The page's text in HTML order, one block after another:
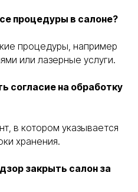
процедуры в салоне?
процедуры, например
или лазерные услуги.
согласие на обработку
в котором указывается
хранения.
закрыть салон за
о нас
отзывы